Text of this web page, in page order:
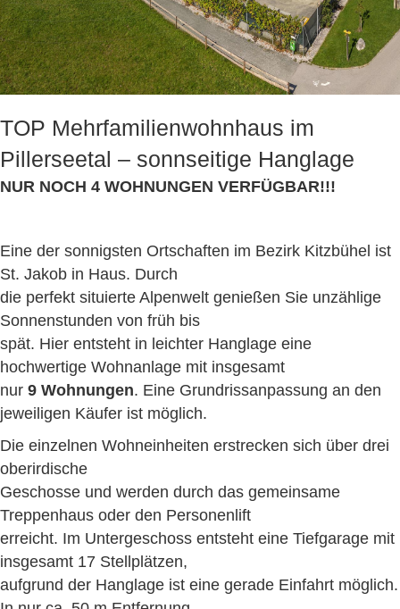
TOP Mehrfamilienwohnhaus im
Pillerseetal – sonnseitige Hanglage
NUR NOCH 4 WOHNUNGEN VERFÜGBAR!!!
Eine der sonnigsten Ortschaften im Bezirk Kitzbühel ist
St. Jakob in Haus. Durch
die perfekt situierte Alpenwelt genießen Sie unzählige
Sonnenstunden von früh bis
spät. Hier entsteht in leichter Hanglage eine
hochwertige Wohnanlage mit insgesamt
nur 9 Wohnungen. Eine Grundrissanpassung an den
jeweiligen Käufer ist möglich.
Die einzelnen Wohneinheiten erstrecken sich über drei
oberirdische
Geschosse und werden durch das gemeinsame
Treppenhaus oder den Personenlift
erreicht. Im Untergeschoss entsteht eine Tiefgarage mit
insgesamt 17 Stellplätzen,
aufgrund der Hanglage ist eine gerade Einfahrt möglich.